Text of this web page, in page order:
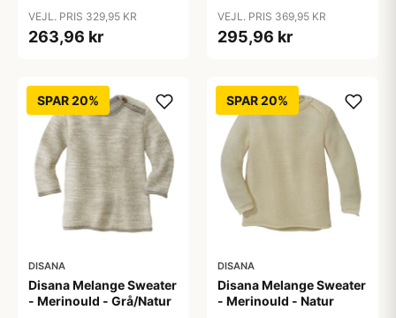
VEJL. PRIS 329,95 KR
263,96 kr
VEJL. PRIS 369,95 KR
295,96 kr
SPAR 20%
DISANA
Disana Melange Sweater
- Merinould - Grå/Natur
SPAR 20%
DISANA
Disana Melange Sweater
- Merinould - Natur